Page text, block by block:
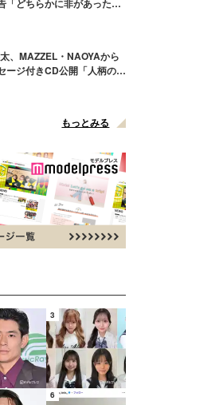
「どちらかに非があったわ
、MAZZEL・NAOYAから
ージ付きCD公開「人柄の良
もっとみる
3
6